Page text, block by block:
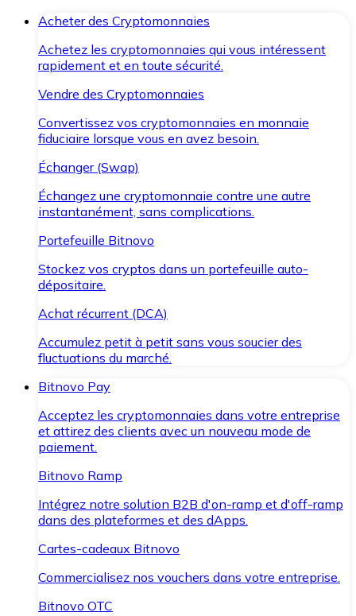
Acheter des Cryptomonnaies
Achetez les cryptomonnaies qui vous intéressent
rapidement et en toute sécurité.
Vendre des Cryptomonnaies
Convertissez vos cryptomonnaies en monnaie
fiduciaire lorsque vous en avez besoin.
Échanger (Swap)
Échangez une cryptomonnaie contre une autre
instantanément, sans complications.
Portefeuille Bitnovo
Stockez vos cryptos dans un portefeuille auto-
dépositaire.
Achat récurrent (DCA)
Accumulez petit à petit sans vous soucier des
fluctuations du marché.
Bitnovo Pay
Acceptez les cryptomonnaies dans votre entreprise
et attirez des clients avec un nouveau mode de
paiement.
Bitnovo Ramp
Intégrez notre solution B2B d'on-ramp et d'off-ramp
dans des plateformes et des dApps.
Cartes-cadeaux Bitnovo
Commercialisez nos vouchers dans votre entreprise.
Bitnovo OTC